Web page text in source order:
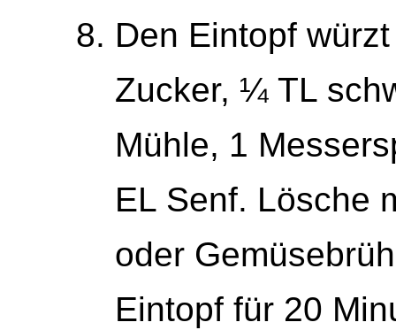
Den Eintopf
Zucker, ¼ TL
Mühle, 1
EL Senf. Lösche
oder
Eintopf für 20